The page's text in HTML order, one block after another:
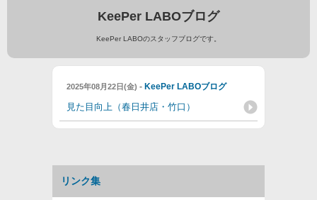
KeePer LABOブログ
KeePer LABOのスタッフブログです。
2025年08月22日(金) - KeePer LABOブログ
見た目向上（春日井店・竹口）
リンク集